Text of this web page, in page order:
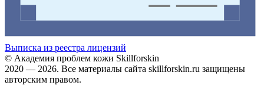
Выписка из реестра лицензий
© Академия проблем кожи Skillforskin
2020 — 2026. Все материалы сайта skillforskin.ru защищены
авторским правом.